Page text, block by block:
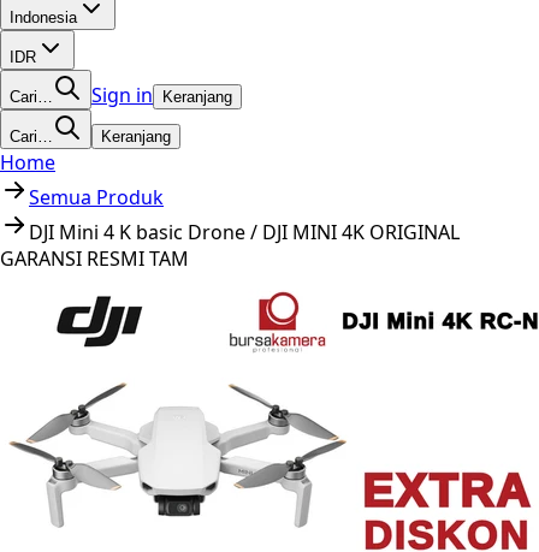
Indonesia
IDR
Cari… Sign in Keranjang
Cari… Keranjang
Home
Semua Produk
DJI Mini 4 K basic Drone / DJI MINI 4K ORIGINAL
GARANSI RESMI TAM